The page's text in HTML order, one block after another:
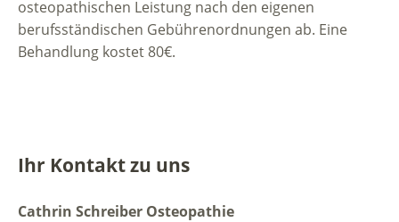
osteopathischen Leistung nach den eigenen
berufsständischen Gebührenordnungen ab. Eine
Behandlung kostet 80€.
Ihr Kontakt zu uns
Cathrin Schreiber Osteopathie